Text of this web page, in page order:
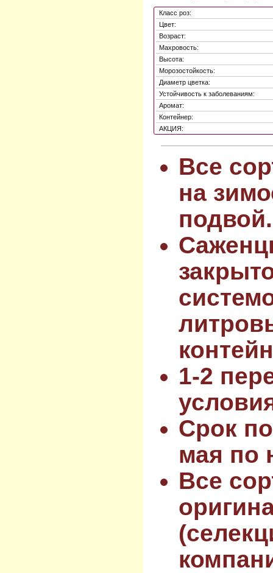
Класс роз:
Цвет:
Возраст:
Махровость:
Высота:
Морозостойкость:
Диаметр цветка:
Устойчивость к заболеваниям:
Аромат:
Контейнер:
АКЦИЯ:
Все
на
подвой.
1-2
Срок
мая по
Все